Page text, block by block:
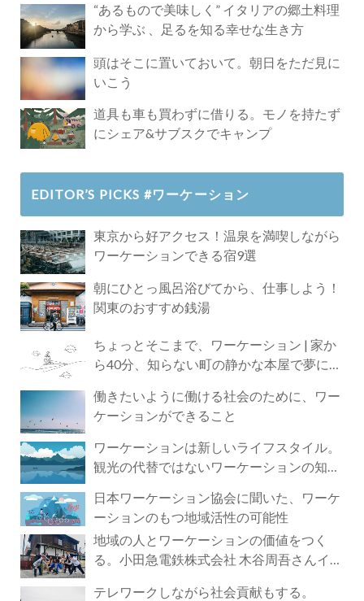
“あるもので美味しく” イタリアの郷土料理
から学ぶ 、足るを知る幸せな生き方
頭はそこに置いておいて。朝日をただ見に
いこう
道具も車も買わずに借りる。モノを持たず
にシェア&サブスクでキャンプ
EDITOR’S PICKS #ワーケーション
東京から好アクセス！温泉を満喫しながら
ワーケーションできる宿9選
朝にひとっ風呂浴びてから、仕事しよう！
関東のおすすめ銭湯
ちょっとそこまで、ワーケーション | 家か
ら40分、知らない町の静かな本屋で夢に近
働きたいように働ける社会のために、ワー
ケーションができること
ワーケーションは新しいライフスタイル。
観光の代替ではないワーケーションの知ら
日本ワーケーション協会に聞いた、ワーケ
ーションのもつ地域活性の可能性
地域の人とワーケーションの価値をつく
る。小田急電鉄株式会社 木谷周吾さんイン
テレワークしながら社会貢献もする。